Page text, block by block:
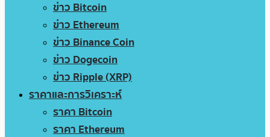
ข่าว Bitcoin
ข่าว Ethereum
ข่าว Binance Coin
ข่าว Dogecoin
ข่าว Ripple (XRP)
ราคาและการวิเคราะห์
ราคา Bitcoin
ราคา Ethereum